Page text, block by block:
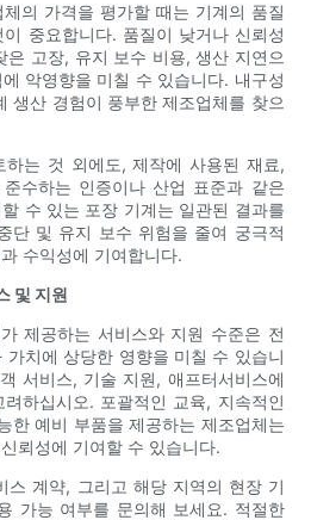
의 가격을 평가할 때는 기계의 품질
중요합니다. 품질이 낮거나 신뢰성
은 고장, 유지 보수 비용, 생산 지연으
악영향을 미칠 수 있습니다. 내구성
생산 경험이 풍부한 제조업체를 찾으
하는 것 외에도, 제작에 사용된 재료,
수하는 인증이나 산업 표준과 같은
수 있는 포장 기계는 일관된 결과를
단 및 유지 보수 위험을 줄여 궁극적
수익성에 기여합니다.
및 지원
제공하는 서비스와 지원 수준은 전
치에 상당한 영향을 미칠 수 있습니
서비스, 기술 지원, 애프터서비스에
하십시오. 포괄적인 교육, 지속적인
한 예비 부품을 제공하는 제조업체는
뢰성에 기여할 수 있습니다.
스 계약, 그리고 해당 지역의 현장 기
가능 여부를 문의해 보세요. 적절한